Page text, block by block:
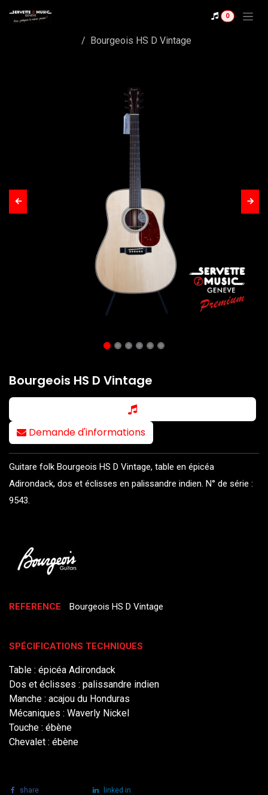
0
Bourgeois HS D Vintage
Bourgeois HS D Vintage
Demande d'informations
Guitare folk Bourgeois HS D Vintage, table en épicéa
Adirondack, dos et éclisses en palissandre indien. N° de série :
9543.
REFERENCE Bourgeois HS D Vintage
SPÉCIFICATIONS TECHNIQUES
Table : épicéa Adirondack
Dos et éclisses : palissandre indien
Manche : acajou du Honduras
Mécaniques : Waverly Nickel
Touche : ébène
Chevalet : ébène
share linked in